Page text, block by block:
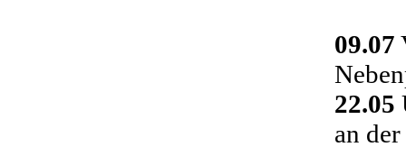
09.07
22.05
an